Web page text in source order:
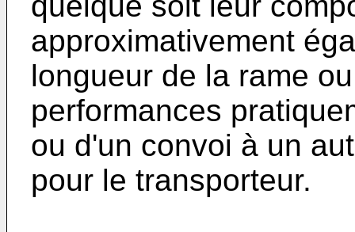
approximativement
longueur de la rame
performances
ou d'un convoi à un
pour le transporteur.